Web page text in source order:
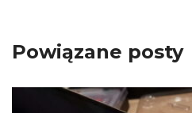
Powiązane posty